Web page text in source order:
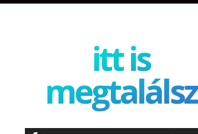
itt is
megtalálsz